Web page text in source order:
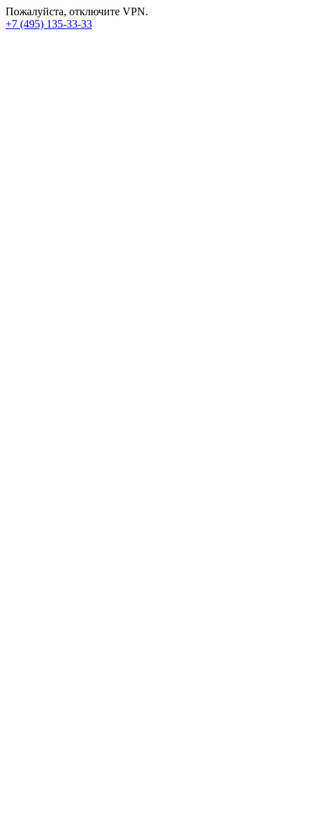
Пожалуйста, отключите VPN.
+7 (495) 135-33-33